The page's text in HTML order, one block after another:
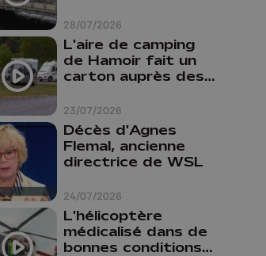
28/07/2026
budget pour le
faire
23/07/2026
L'aire de camping
de Hamoir fait un
carton auprès des
24/07/2026
Décès d'Agnes
Flemal, ancienne
directrice de WSL
L'hélicoptère
médicalisé dans de
bonnes conditions à